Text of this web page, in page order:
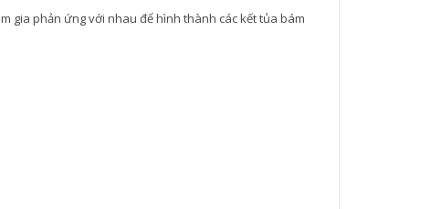
gia phản ứng với nhau để hình thành các kết tủa bám